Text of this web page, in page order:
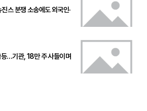
스 분쟁 소송에도 외국인·
…기관, 18만 주 사들이며